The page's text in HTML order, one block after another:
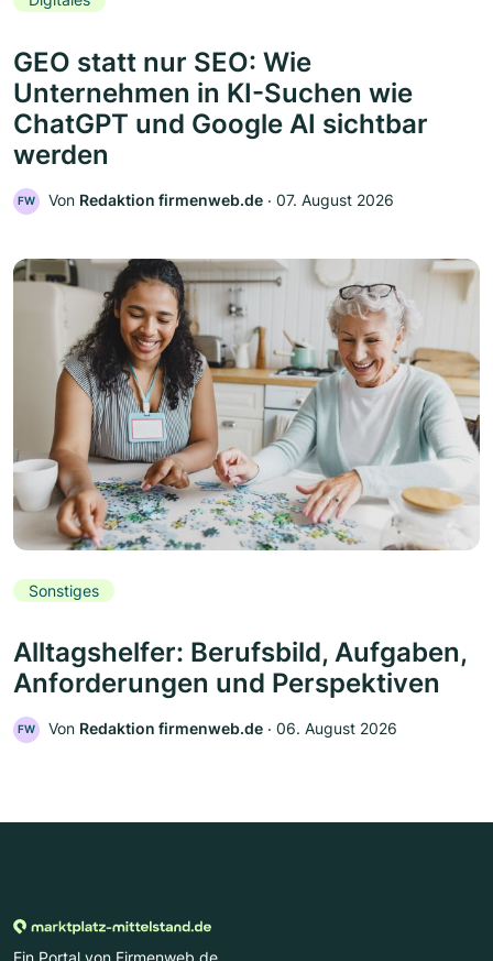
GEO statt nur SEO: Wie
Unternehmen in KI-Suchen wie
ChatGPT und Google AI sichtbar
werden
FW Von Redaktion firmenweb.de ‧ 07. August 2026
Sonstiges
Alltagshelfer: Berufsbild, Aufgaben,
Anforderungen und Perspektiven
FW Von Redaktion firmenweb.de ‧ 06. August 2026